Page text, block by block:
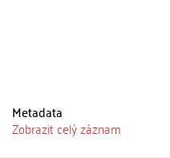
Metadata
Zobrazit celý záznam